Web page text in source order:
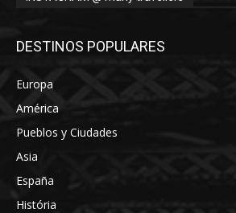
DESTINOS POPULARES
Europa
América
Pueblos y Ciudades
Asia
España
História